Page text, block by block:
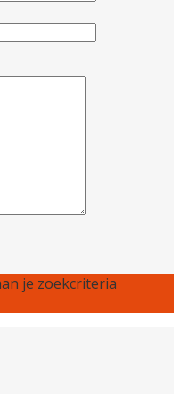
je zoekcriteria